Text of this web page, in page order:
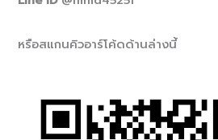
หรือสแกนคิวอาร์โค้ดด้านล่างนี้